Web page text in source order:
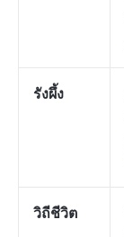
รังผึ้ง
วิถีชีวิต